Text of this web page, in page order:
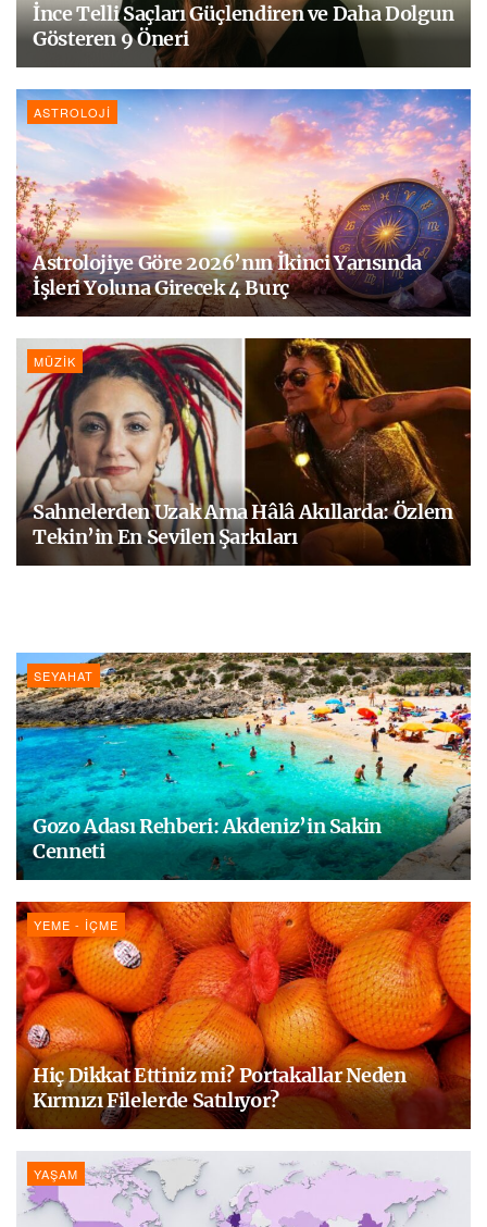
İnce Telli Saçları Güçlendiren ve Daha Dolgun
Gösteren 9 Öneri
ASTROLOJI
Astrolojiye Göre 2026’nın İkinci Yarısında
İşleri Yoluna Girecek 4 Burç
MÜZIK
Sahnelerden Uzak Ama Hâlâ Akıllarda: Özlem
Tekin’in En Sevilen Şarkıları
SEYAHAT
Gozo Adası Rehberi: Akdeniz’in Sakin
Cenneti
YEME - İÇME
Hiç Dikkat Ettiniz mi? Portakallar Neden
Kırmızı Filelerde Satılıyor?
YAŞAM